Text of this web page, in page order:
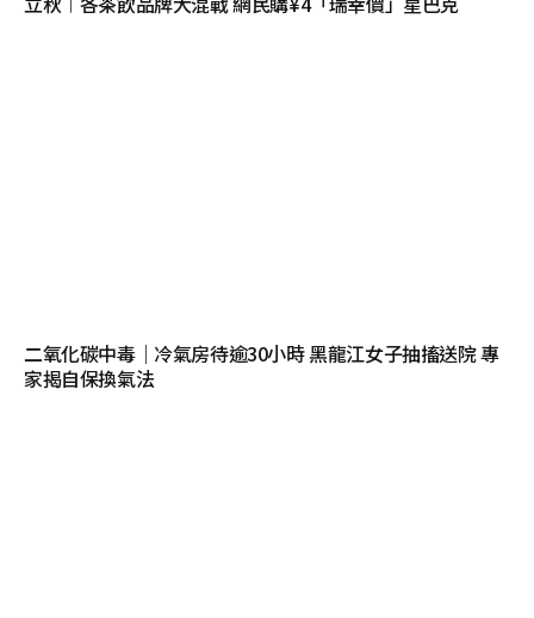
二氧化碳中毒｜冷氣房待逾30小時 黑龍江女子抽搐送院 專
家揭自保換氣法